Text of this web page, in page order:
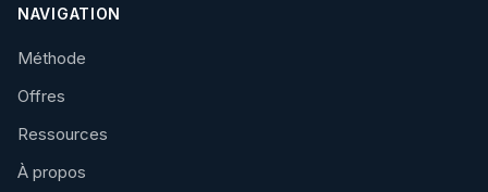
NAVIGATION
Méthode
Offres
Ressources
À propos